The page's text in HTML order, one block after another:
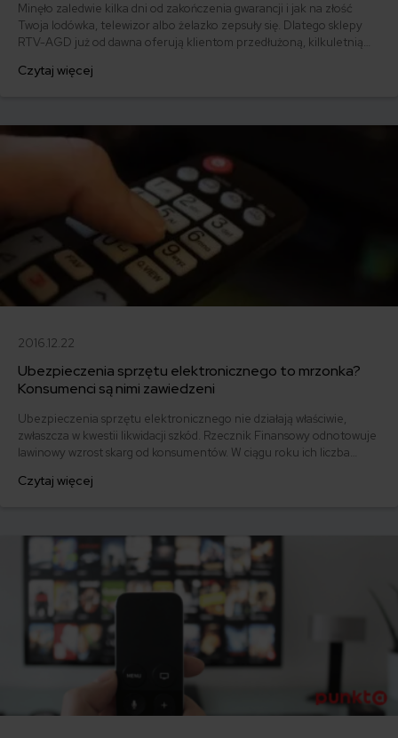
Minęło zaledwie kilka dni od zakończenia gwarancji i jak na złość
Twoja lodówka, telewizor albo żelazko zepsuły się. Dlatego sklepy
RTV-AGD już od dawna oferują klientom przedłużoną, kilkuletnią
też dealerzy samochodowi.
Czytaj więcej
2016.12.22
Ubezpieczenia sprzętu elektronicznego to mrzonka?
Konsumenci są nimi zawiedzeni
Ubezpieczenia sprzętu elektronicznego nie działają właściwie,
zwłaszcza w kwestii likwidacji szkód. Rzecznik Finansowy odnotowuje
lawinowy wzrost skarg od konsumentów. W ciągu roku ich liczba
warto zatem dopłacić do ubezpieczenia?
Czytaj więcej